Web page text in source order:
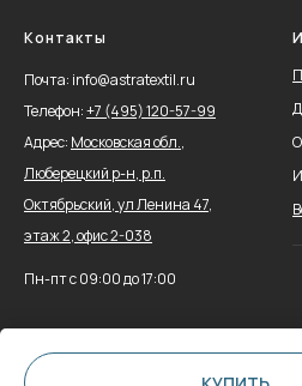
Контакты
Почта: info@astratextil.ru
Телефон:+7 (495) 120-57-99
Адрес: Московская обл.,
Люберецкий р-н, р.п.
Октябрьский, ул Ленина 47,
этаж 2, офис 2-038
Пн-пт с 09:00 до 17:00